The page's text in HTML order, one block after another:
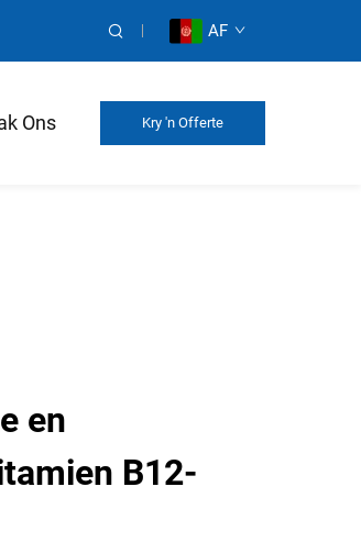
AF
Ons Kry 'n Offerte
en
B12-